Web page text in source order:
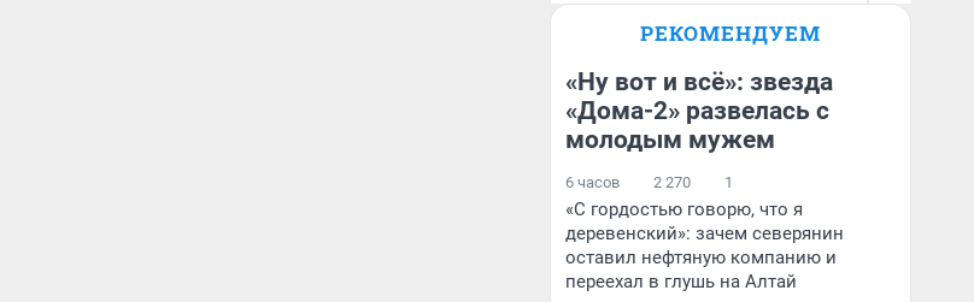
Анатолий Кузнецов
РЕКОМЕНДУЕМ
«Ну вот и всё»: звезда
«Дома-2» развелась с
молодым мужем
6 часов 2 270 1
«С гордостью говорю, что я
деревенский»: зачем северянин
оставил нефтяную компанию и
переехал в глушь на Алтай